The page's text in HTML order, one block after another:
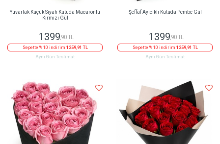
Yuvarlak Küçük Siyah Kutuda Macaronlu
Kırmızı Gül
1399 ,90 TL
Sepette % 10 indirim 1259,91 TL
Aynı Gün Teslimat
Şeffaf Ayıcıklı Kutuda Pembe Gül
1399 ,90 TL
Sepette % 10 indirim 1259,91 TL
Aynı Gün Teslimat